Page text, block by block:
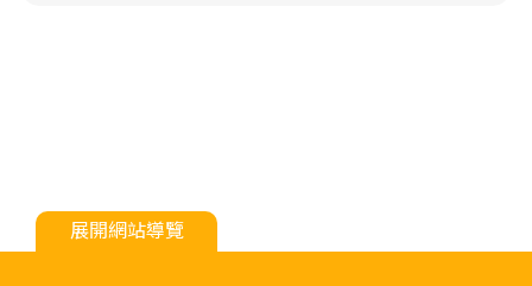
展開網站導覽